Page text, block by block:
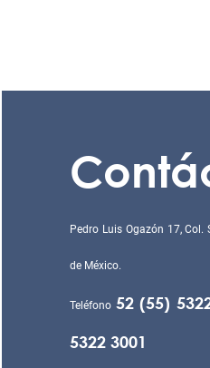
Pedro Luis Ogazón 17, Col.
de México.
Teléfono 52 (55)
5322 3001